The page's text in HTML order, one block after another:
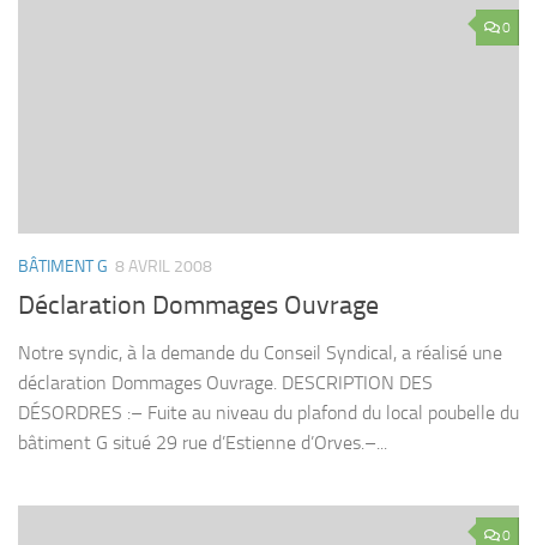
0
BÂTIMENT G 8 AVRIL 2008
Déclaration Dommages Ouvrage
Notre syndic, à la demande du Conseil Syndical, a réalisé une
déclaration Dommages Ouvrage. DESCRIPTION DES
DÉSORDRES :– Fuite au niveau du plafond du local poubelle du
bâtiment G situé 29 rue d’Estienne d’Orves.–...
0